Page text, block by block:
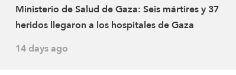
Ministerio de Salud de Gaza: Seis mártires y 37
heridos llegaron a los hospitales de Gaza
durante las últimas 48 horas
14 days ago